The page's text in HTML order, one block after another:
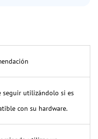
seguir utilizándolo si es
con su hardware.